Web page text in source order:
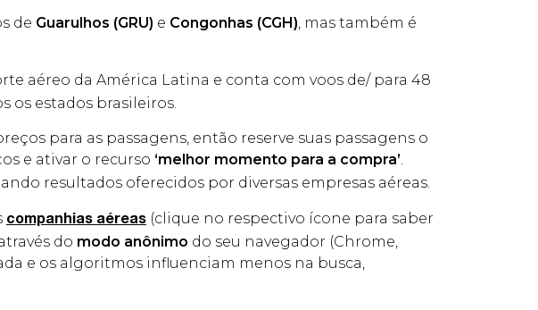
de Guarulhos (GRU) e Congonhas (CGH), mas também é
aéreo da América Latina e conta com voos de/ para 48
os estados brasileiros.
para as passagens, então reserve suas passagens o
e ativar o recurso ‘melhor momento para a compra’
resultados oferecidos por diversas empresas aéreas.
companhias aéreas (clique no respectivo ícone para saber
do modo anônimo do seu navegador (Chrome,
e os algoritmos influenciam menos na busca,